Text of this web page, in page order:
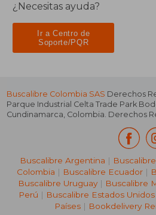
¿Necesitas ayuda?
Ir a Centro de
Soporte/PQR
Buscalibre Colombia SAS Derechos
Parque Industrial Celta Trade Park
Cundinamarca, Colombia. Derechos
Buscalibre Argentina |
Colombia | Buscalibre Ecuador |
Buscalibre Uruguay| Buscalibre
Perú | Buscalibre Estados Unidos
Países | Bookdelivery